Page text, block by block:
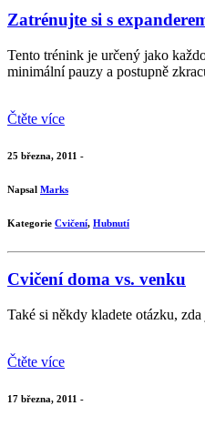
Zatrénujte si s
Tento trénink je určený jako
minimální pauzy a postupně
Čtěte více
25 března, 2011 -
Napsal Marks
Kategorie Cvičení, Hubnutí
Cvičení doma vs. venku
Také si někdy kladete otázku,
Čtěte více
17 března, 2011 -